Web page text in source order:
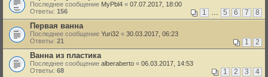
Последнее сообщение MyPbl4 « 07.07.2017, 18:00
Ответы: 156 1 … 5 6 7 8
Первая ванна
Последнее сообщение Yuri32 « 30.03.2017, 06:23
Ответы: 21 1 2
Ванна из пластика
Последнее сообщение alberaberto « 06.03.2017, 14:53
Ответы: 68 1 2 3 4